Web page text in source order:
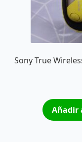
Sony True
Añadir